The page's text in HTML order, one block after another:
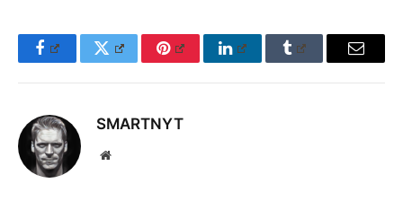
FacebookTwitter Pinterest LinkedInTumblr Email
SMARTNYT
Website